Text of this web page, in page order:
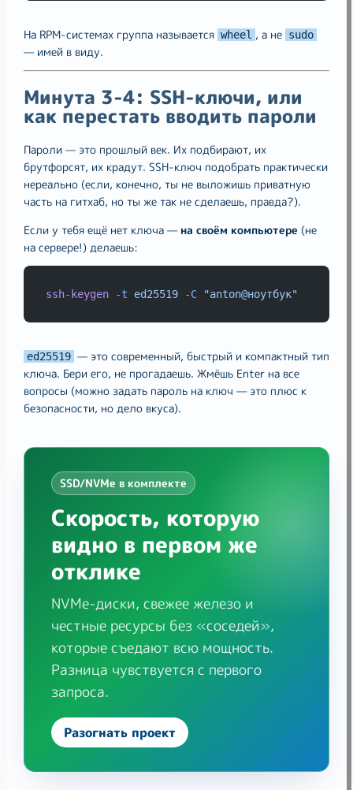
На RPM-системах группа называется wheel , а не sudo
— имей в виду.
Минута 3-4: SSH-ключи, или
как перестать вводить пароли
Пароли — это прошлый век. Их подбирают, их
брутфорсят, их крадут. SSH-ключ подобрать практически
нереально (если, конечно, ты не выложишь приватную
часть на гитхаб, но ты же так не сделаешь, правда?).
Если у тебя ещё нет ключа — на своём компьютере (не
на сервере!) делаешь:
ssh-keygen -t ed25519 -C "anton@ноутбук"
ed25519 — это современный, быстрый и компактный тип
ключа. Бери его, не прогадаешь. Жмёшь Enter на все
вопросы (можно задать пароль на ключ — это плюс к
безопасности, но дело вкуса).
SSD/NVMe в комплекте
Скорость, которую
видно в первом же
отклике
NVMe-диски, свежее железо и
честные ресурсы без «соседей»,
которые съедают всю мощность.
Разница чувствуется с первого
запроса.
Разогнать проект